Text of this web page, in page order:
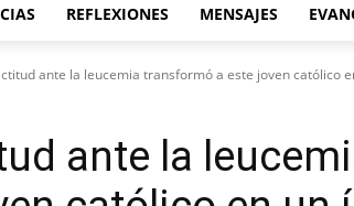
REFLEXIONES MENSAJES
ante la leucemia transformó a este joven católico
ante la